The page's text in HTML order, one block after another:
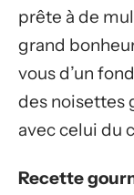
prête à de
grand
vous d’un
des noisettes
avec celui du
Recette